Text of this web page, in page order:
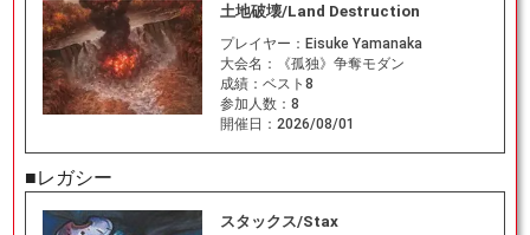
土地破壊/Land Destruction
プレイヤー： Eisuke Yamanaka
大会名：
《孤独》争奪モダン
成績： ベスト8
参加人数： 8
開催日： 2026/08/01
■レガシー
スタックス/Stax